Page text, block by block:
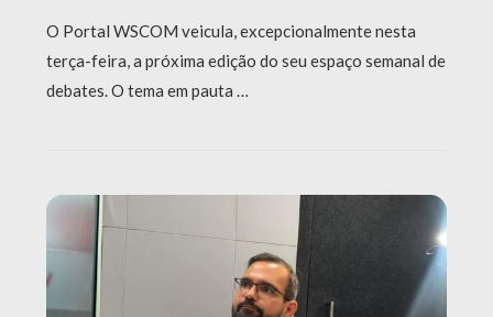
O Portal WSCOM veicula, excepcionalmente nesta
terça-feira, a próxima edição do seu espaço semanal de
debates. O tema em pauta …